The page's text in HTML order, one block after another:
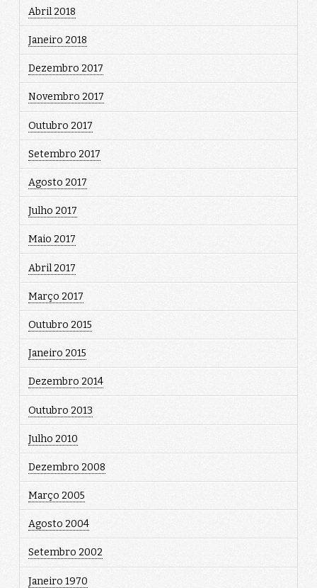
Abril 2018
Janeiro 2018
Dezembro 2017
Novembro 2017
Outubro 2017
Setembro 2017
Agosto 2017
Julho 2017
Maio 2017
Abril 2017
Março 2017
Outubro 2015
Janeiro 2015
Dezembro 2014
Outubro 2013
Julho 2010
Dezembro 2008
Março 2005
Agosto 2004
Setembro 2002
Janeiro 1970